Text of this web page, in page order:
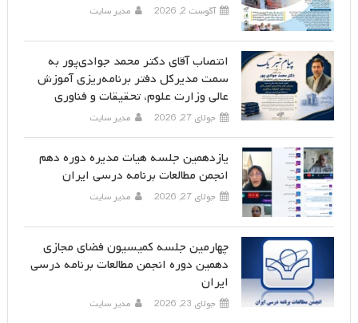
آگوست 2, 2026 مدیر سایت
انتصاب آقای دکتر محمد جوادی‌پور به
سمت مدیرکل دفتر برنامه‌ریزی آموزش
عالی وزارت علوم، تحقیقات و فناوری
جولای 27, 2026 مدیر سایت
یازدهمین جلسه هیات مدیره دوره دهم
انجمن مطالعات برنامه درسی ایران
جولای 27, 2026 مدیر سایت
چهارمین جلسه کمیسیون فضای مجازی
دهمین دوره انجمن مطالعات برنامه درسی
ایران
جولای 23, 2026 مدیر سایت